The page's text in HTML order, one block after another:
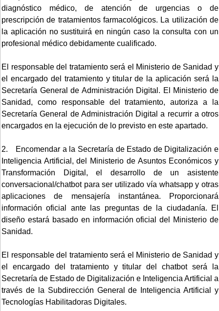
diagnóstico médico, de atención de urgencias o de
prescripción de tratamientos farmacológicos. La utilización de
la aplicación no sustituirá en ningún caso la consulta con un
profesional médico debidamente cualificado.
El responsable del tratamiento será el Ministerio de Sanidad y
el encargado del tratamiento y titular de la aplicación será la
Secretaría General de Administración Digital. El Ministerio de
Sanidad, como responsable del tratamiento, autoriza a la
Secretaría General de Administración Digital a recurrir a otros
encargados en la ejecución de lo previsto en este apartado.
2. Encomendar a la Secretaría de Estado de Digitalización e
Inteligencia Artificial, del Ministerio de Asuntos Económicos y
Transformación Digital, el desarrollo de un asistente
conversacional/chatbot para ser utilizado vía whatsapp y otras
aplicaciones de mensajería instantánea. Proporcionará
información oficial ante las preguntas de la ciudadanía. El
diseño estará basado en información oficial del Ministerio de
Sanidad.
El responsable del tratamiento será el Ministerio de Sanidad y
el encargado del tratamiento y titular del chatbot será la
Secretaría de Estado de Digitalización e Inteligencia Artificial a
través de la Subdirección General de Inteligencia Artificial y
Tecnologías Habilitadoras Digitales.